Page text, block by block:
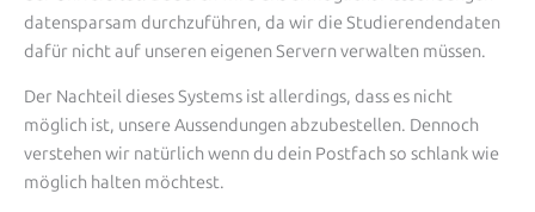
datensparsam durchzuführen, da wir die Studierendendaten
dafür nicht auf unseren eigenen Servern verwalten müssen.
Der Nachteil dieses Systems ist allerdings, dass es nicht
möglich ist, unsere Aussendungen abzubestellen. Dennoch
verstehen wir natürlich wenn du dein Postfach so schlank wie
möglich halten möchtest.